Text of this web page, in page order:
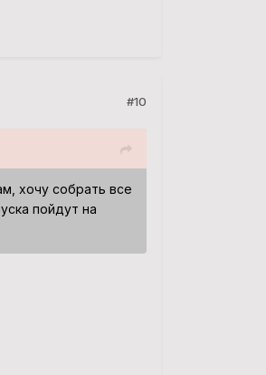
#10
хочу собрать все
пойдут на